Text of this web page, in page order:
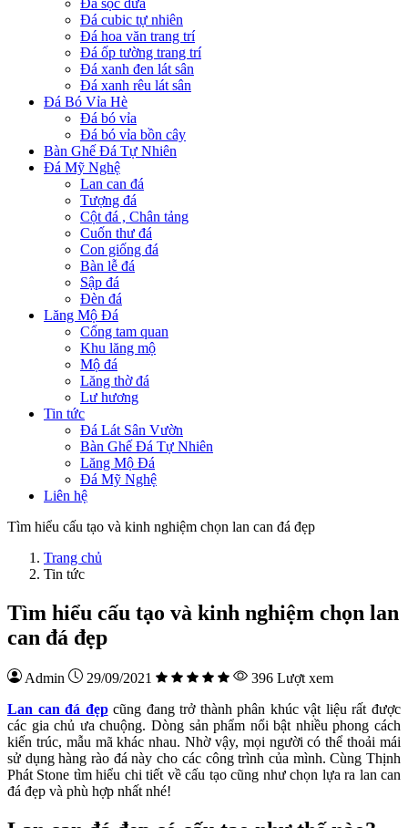
Đá sọc dưa
Đá cubic tự nhiên
Đá hoa văn trang trí
Đá ốp tường trang trí
Đá xanh đen lát sân
Đá xanh rêu lát sân
Đá Bó Vỉa Hè
Đá bó vỉa
Đá bó vỉa bồn cây
Bàn Ghế Đá Tự Nhiên
Đá Mỹ Nghệ
Lan can đá
Tượng đá
Cột đá , Chân tảng
Cuốn thư đá
Con giống đá
Bàn lễ đá
Sập đá
Đèn đá
Lăng Mộ Đá
Cổng tam quan
Khu lăng mộ
Mộ đá
Lăng thờ đá
Lư hương
Tin tức
Đá Lát Sân Vườn
Bàn Ghế Đá Tự Nhiên
Lăng Mộ Đá
Đá Mỹ Nghệ
Liên hệ
Tìm hiểu cấu tạo và kinh nghiệm chọn lan can đá đẹp
Trang chủ
Tin tức
Tìm hiểu cấu tạo và kinh nghiệm chọn lan
can đá đẹp
Admin 29/09/2021
396 Lượt xem
Lan can đá đẹpcũng đang trở thành phân khúc vật liệu rất được
các gia chủ ưa chuộng. Dòng sản phẩm nổi bật nhiều phong cách
kiến trúc, mẫu mã khác nhau. Nhờ vậy, mọi người có thể thoải mái
sử dụng hàng rào đá này cho các công trình của mình. Cùng Thịnh
Phát Stone tìm hiểu chi tiết về cấu tạo cũng như chọn lựa ra lan can
đá đẹp và phù hợp nhất nhé!